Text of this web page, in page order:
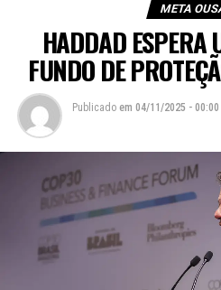
META
HADDAD ESPERA
FUNDO DE
Publicado em 04/11/2025 - 00:00